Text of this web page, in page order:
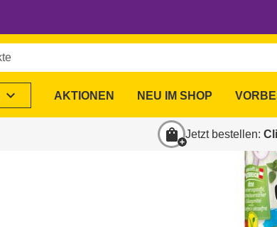
expand_more AKTIONEN NEU IM SHOP
shopping_bag Jetzt bestellen: